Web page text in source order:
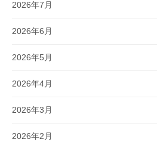
2026年7月
2026年6月
2026年5月
2026年4月
2026年3月
2026年2月